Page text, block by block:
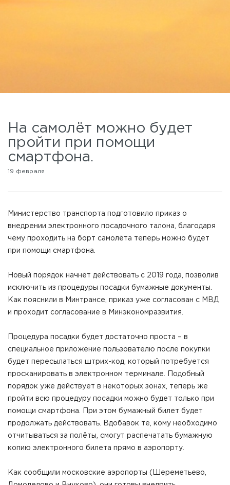
На самолёт можно будет
пройти при помощи
смартфона.
19 февраля
Министерство транспорта подготовило приказ о
внедрении электронного посадочного талона, благодаря
чему проходить на борт самолёта теперь можно будет
при помощи смартфона.
Новый порядок начнёт действовать с 2019 года, позволив
исключить из процедуры посадки бумажные документы.
Как пояснили в Минтрансе, приказ уже согласован с МВД
и проходит согласование в Минэкономразвития.
Процедура посадки будет достаточно проста – в
специальное приложение пользователю после покупки
будет пересылаться штрих-код, который потребуется
просканировать в электронном терминале. Подобный
порядок уже действует в некоторых зонах, теперь же
пройти всю процедуру посадки можно будет только при
помощи смартфона. При этом бумажный билет будет
продолжать действовать. Вдобавок те, кому необходимо
отчитываться за полёты, смогут распечатать бумажную
копию электронного билета прямо в аэропорту.
Как сообщили московские аэропорты (Шереметьево,